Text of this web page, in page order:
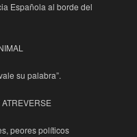
Española al borde del
su palabra”.
peores políticos